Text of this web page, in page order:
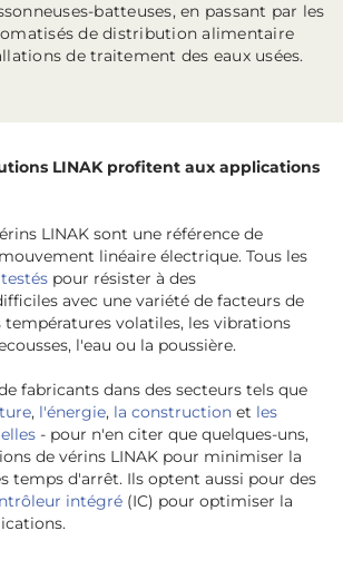
batteuses, en passant par les
de distribution alimentaire
de traitement des eaux usées.
LINAK profitent aux applications
LINAK sont une référence de
linéaire électrique. Tous les
testés pour résister à des
avec une variété de facteurs de
températures volatiles, les vibrations
l'eau ou la poussière.
fabricants dans des secteurs tels que
, l'énergie, la construction et les
- pour n'en citer que quelques-uns,
de vérins LINAK pour minimiser la
temps d'arrêt. Ils optent aussi pour des
intégré (IC) pour optimiser la